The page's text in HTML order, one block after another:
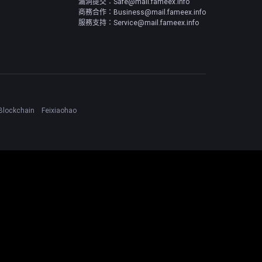
商務合作：Business@mail.fameex.info
服務支持：Service@mail.fameex.info
Feixiaohao